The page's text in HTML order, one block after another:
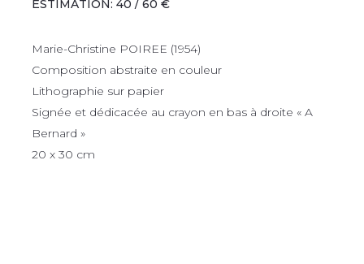
ESTIMATION: 40 / 60 €
Marie-Christine POIREE (1954)
Composition abstraite en couleur
Lithographie sur papier
Signée et dédicacée au crayon en bas à droite « A
Bernard »
20 x 30 cm